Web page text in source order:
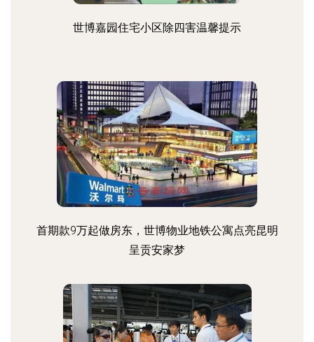
世博嘉园住宅小区除四害温馨提示
首期款9万起做房东，世博物业地铁公寓点亮昆明
呈贡安家梦